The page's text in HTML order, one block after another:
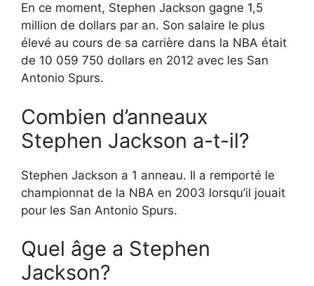
En ce moment, Stephen Jackson gagne 1,5
million de dollars par an. Son salaire le plus
élevé au cours de sa carrière dans la NBA était
de 10 059 750 dollars en 2012 avec les San
Antonio Spurs.
Combien d’anneaux
Stephen Jackson a-t-il?
Stephen Jackson a 1 anneau. Il a remporté le
championnat de la NBA en 2003 lorsqu’il jouait
pour les San Antonio Spurs.
Quel âge a Stephen
Jackson?